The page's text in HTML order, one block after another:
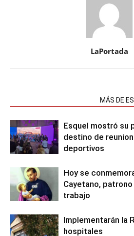
LaPortada
MÁS DE
Esquel mostró su
destino de
deportivos
Hoy se
Cayetano,
trabajo
Implementarán la
hospitales